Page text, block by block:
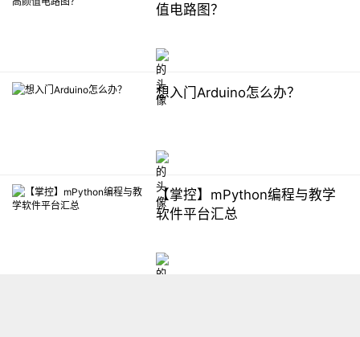
值电路图？
想入门Arduino怎么办？
【掌控】mPython编程与教学
软件平台汇总